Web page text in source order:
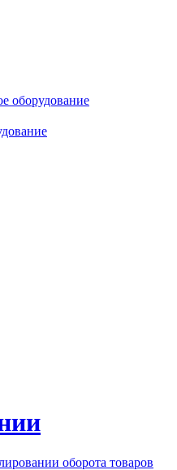
оборудование
оборота товаров